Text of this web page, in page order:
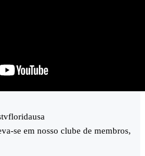
se em nosso clube de membros,